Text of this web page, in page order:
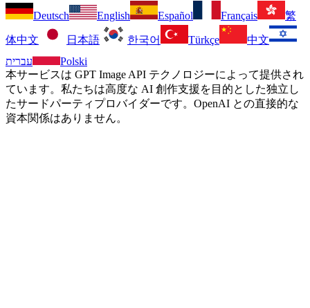
Deutsch
English Español Français 繁
体中文 日本語 한국어 Türkçe
中文
עברית
Polski
本サービスは GPT Image API テクノロジーによって提供され
ています。私たちは高度な AI 創作支援を目的とした独立し
たサードパーティプロバイダーです。OpenAI との直接的な
資本関係はありません。